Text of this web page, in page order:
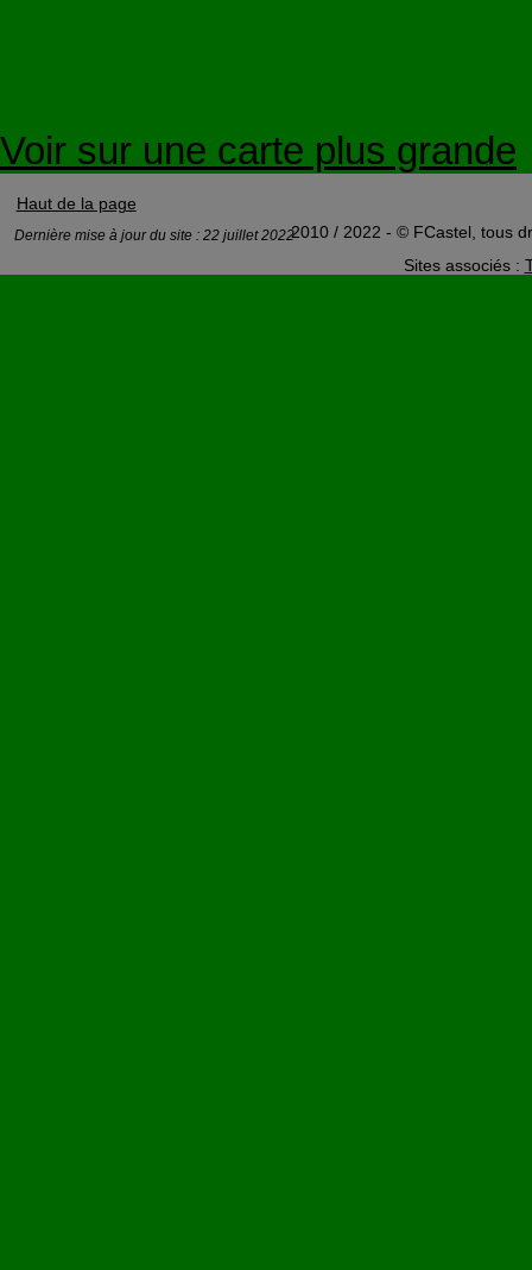
Voir sur une carte plus grande
Haut de la page
Dernière mise à jour du site : 22 juillet 20222010 / 2022 - © FCastel, tous
Sites associés :